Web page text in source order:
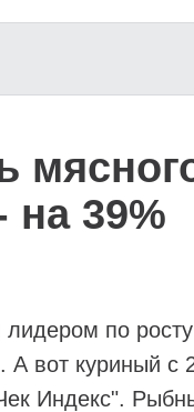
на 39%
по
А вот куриный
Индекс".